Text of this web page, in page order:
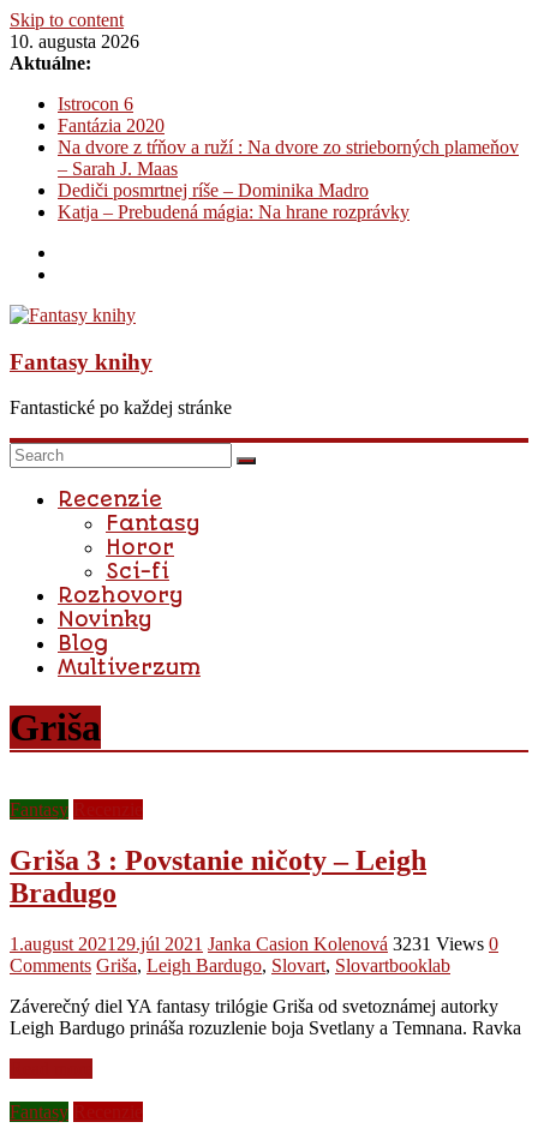
Skip to content
10. augusta 2026
Aktuálne:
Istrocon 6
Fantázia 2020
Na dvore z tŕňov a ruží : Na dvore zo strieborných plameňov
– Sarah J. Maas
Dediči posmrtnej ríše – Dominika Madro
Katja – Prebudená mágia: Na hrane rozprávky
Fantasy knihy
Fantastické po každej stránke
Recenzie
Fantasy
Horor
Sci-fi
Rozhovory
Novinky
Blog
Multiverzum
Griša
Fantasy
Griša 3 : Povstanie ničoty – Leigh
Bradugo
1.august 2021 29.júl 2021 Janka Casion Kolenová 3231 Views 0
Comments Griša, Leigh Bardugo, Slovart, Slovartbooklab
Záverečný diel YA fantasy trilógie Griša od svetoznámej autorky
Leigh Bardugo prináša rozuzlenie boja Svetlany a Temnana. Ravka
Fantasy